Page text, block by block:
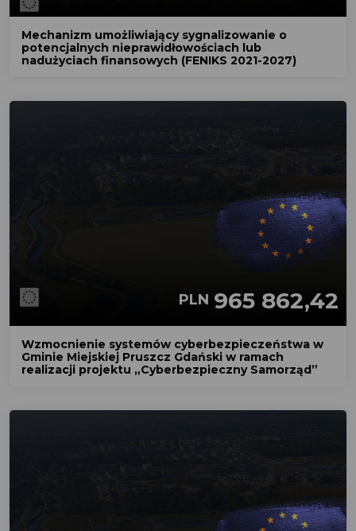
Mechanizm umożliwiający sygnalizowanie o
potencjalnych nieprawidłowościach lub
nadużyciach finansowych (FENIKS 2021-2027)
PLN 965 862,42
Wzmocnienie systemów cyberbezpieczeństwa w
Gminie Miejskiej Pruszcz Gdański w ramach
realizacji projektu „Cyberbezpieczny Samorząd”